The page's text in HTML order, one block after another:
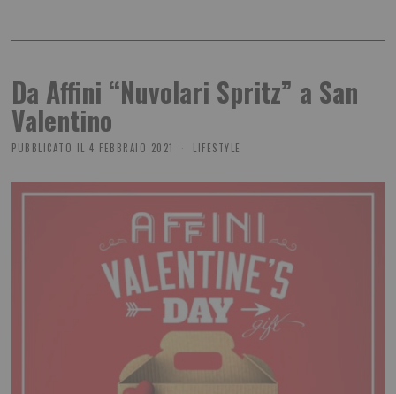
Da Affini “Nuvolari Spritz” a San
Valentino
PUBBLICATO IL 4 FEBBRAIO 2021 LIFESTYLE